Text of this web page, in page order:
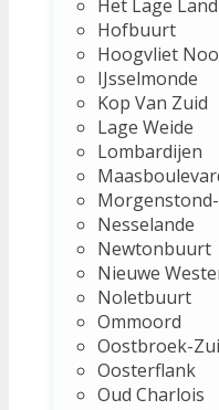
Het Lage Land
Hofbuurt
Hoogvliet
IJsselmonde
Kop Van Zuid
Lage Weide
Lombardijen
Nesselande
Newtonbuurt
Nieuwe
Noletbuurt
Ommoord
Oostbroek-
Oosterflank
Oud Charlois